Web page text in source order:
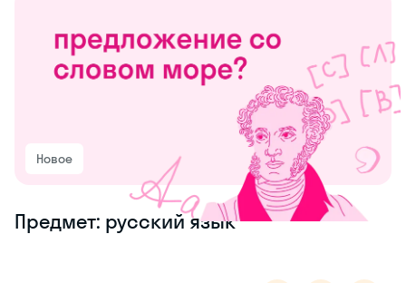
Новое
Предмет: русский язык